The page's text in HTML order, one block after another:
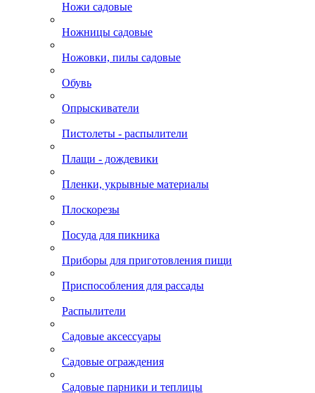
Ножи садовые
Ножницы садовые
Ножовки, пилы садовые
Обувь
Опрыскиватели
Пистолеты - распылители
Плащи - дождевики
Пленки, укрывные материалы
Плоскорезы
Посуда для пикника
Приборы для приготовления пищи
Приспособления для рассады
Распылители
Садовые аксессуары
Садовые ограждения
Садовые парники и теплицы